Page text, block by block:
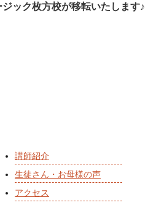
ック枚方校が移転いたします♪
講師紹介
生徒さん・お母様の声
アクセス